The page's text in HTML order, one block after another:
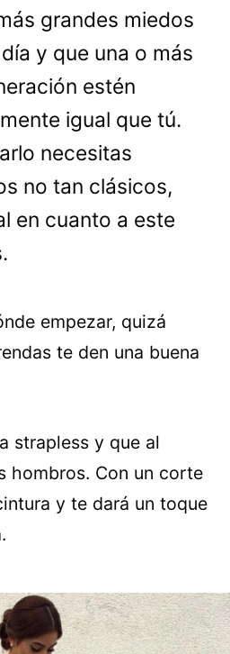
grandes miedos
y que una o más
estén
igual que tú.
necesitas
no tan clásicos,
en cuanto a este
empezar, quizá
te den una buena
strapless y que al
hombros. Con un corte
y te dará un toque